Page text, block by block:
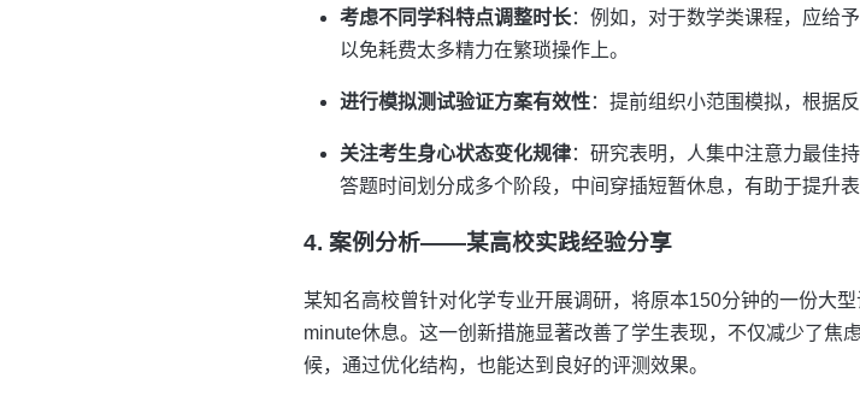
考虑不同学科特点调整时长：例如，对于数学类课程，应给
以免耗费太多精力在繁琐操作上。
进行模拟测试验证方案有效性：提前组织小范围模拟，根据
关注考生身心状态变化规律：研究表明，人集中注意力最佳
答题时间划分成多个阶段，中间穿插短暂休息，有助于提升表
4. 案例分析——某高校实践经验分享
某知名高校曾针对化学专业开展调研，将原本150分钟的一份大
minute休息。这一创新措施显著改善了学生表现，不仅减少了焦
候，通过优化结构，也能达到良好的评测效果。